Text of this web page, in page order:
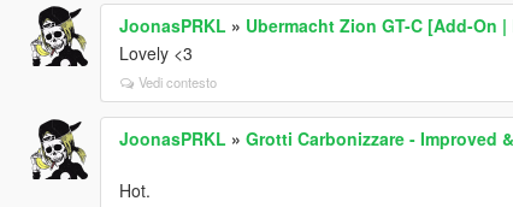
JoonasPRKL » Ubermacht Zion GT-C [Add-On
Lovely <3
Vedi contesto
JoonasPRKL » Grotti Carbonizzare - Improved
Hot.